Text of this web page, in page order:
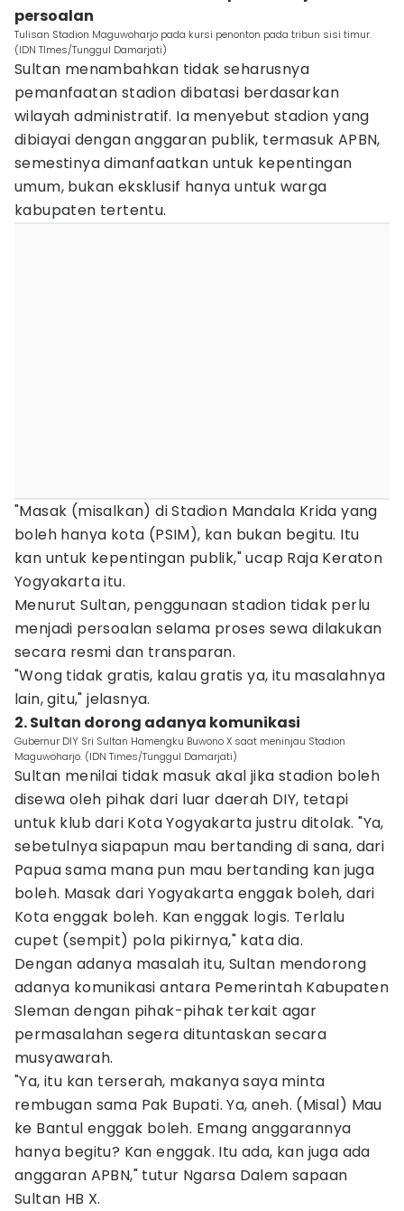
persoalan
Tulisan Stadion Maguwoharjo pada kursi penonton pada tribun sisi timur.
(IDN TImes/Tunggul Damarjati)
Sultan menambahkan tidak seharusnya
pemanfaatan stadion dibatasi berdasarkan
wilayah administratif. Ia menyebut stadion yang
dibiayai dengan anggaran publik, termasuk APBN,
semestinya dimanfaatkan untuk kepentingan
umum, bukan eksklusif hanya untuk warga
kabupaten tertentu.
"Masak (misalkan) di Stadion Mandala Krida yang
boleh hanya kota (PSIM), kan bukan begitu. Itu
kan untuk kepentingan publik," ucap Raja Keraton
Yogyakarta itu.
Menurut Sultan, penggunaan stadion tidak perlu
menjadi persoalan selama proses sewa dilakukan
secara resmi dan transparan.
"Wong tidak gratis, kalau gratis ya, itu masalahnya
lain, gitu," jelasnya.
2. Sultan dorong adanya komunikasi
Gubernur DIY Sri Sultan Hamengku Buwono X saat meninjau Stadion
Maguwoharjo. (IDN Times/Tunggul Damarjati)
Sultan menilai tidak masuk akal jika stadion boleh
disewa oleh pihak dari luar daerah DIY, tetapi
untuk klub dari Kota Yogyakarta justru ditolak. "Ya,
sebetulnya siapapun mau bertanding di sana, dari
Papua sama mana pun mau bertanding kan juga
boleh. Masak dari Yogyakarta enggak boleh, dari
Kota enggak boleh. Kan enggak logis. Terlalu
cupet (sempit) pola pikirnya," kata dia.
Dengan adanya masalah itu, Sultan mendorong
adanya komunikasi antara Pemerintah Kabupaten
Sleman dengan pihak-pihak terkait agar
permasalahan segera dituntaskan secara
musyawarah.
"Ya, itu kan terserah, makanya saya minta
rembugan sama Pak Bupati. Ya, aneh. (Misal) Mau
ke Bantul enggak boleh. Emang anggarannya
hanya begitu? Kan enggak. Itu ada, kan juga ada
anggaran APBN," tutur Ngarsa Dalem sapaan
Sultan HB X.